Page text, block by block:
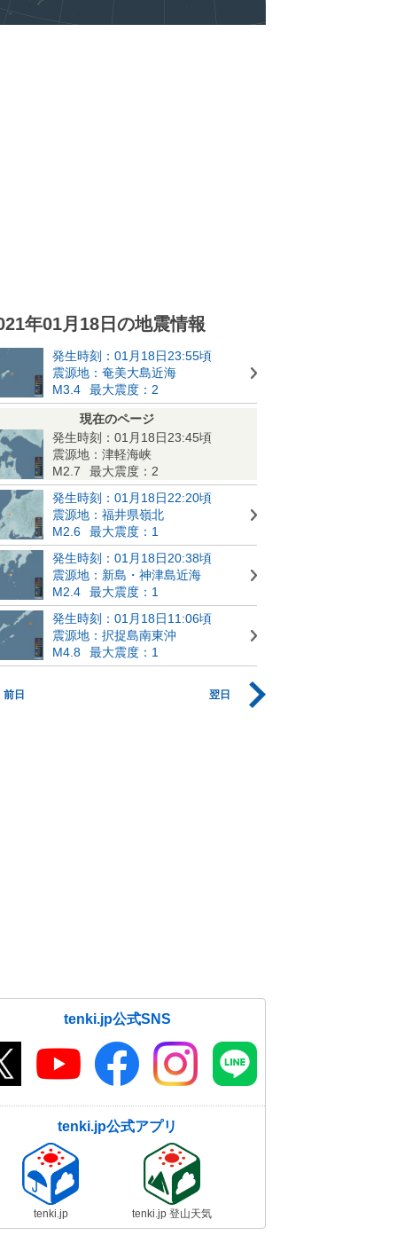
年01月18日の地震情報
発生時刻：01月18日23:55頃
震源地：奄美大島近海
M3.4
最大震度：2
現在のページ
発生時刻：01月18日23:45頃
震源地：津軽海峡
M2.7
最大震度：2
発生時刻：01月18日22:20頃
震源地：福井県嶺北
M2.6
最大震度：1
発生時刻：01月18日20:38頃
震源地：新島・神津島近海
M2.4
最大震度：1
発生時刻：01月18日11:06頃
震源地：択捉島南東沖
M4.8
最大震度：1
前日 翌日
tenki.jp公式SNS
tenki.jp公式アプリ
tenki.jp tenki.jp 登山天気